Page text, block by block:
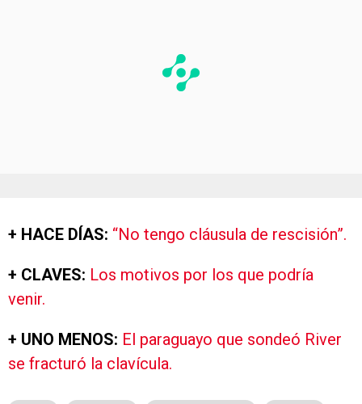
+ HACE DÍAS: “No tengo cláusula de rescisión”.
+ CLAVES: Los motivos por los que podría
venir.
+ UNO MENOS: El paraguayo que sondeó River
se fracturó la clavícula.